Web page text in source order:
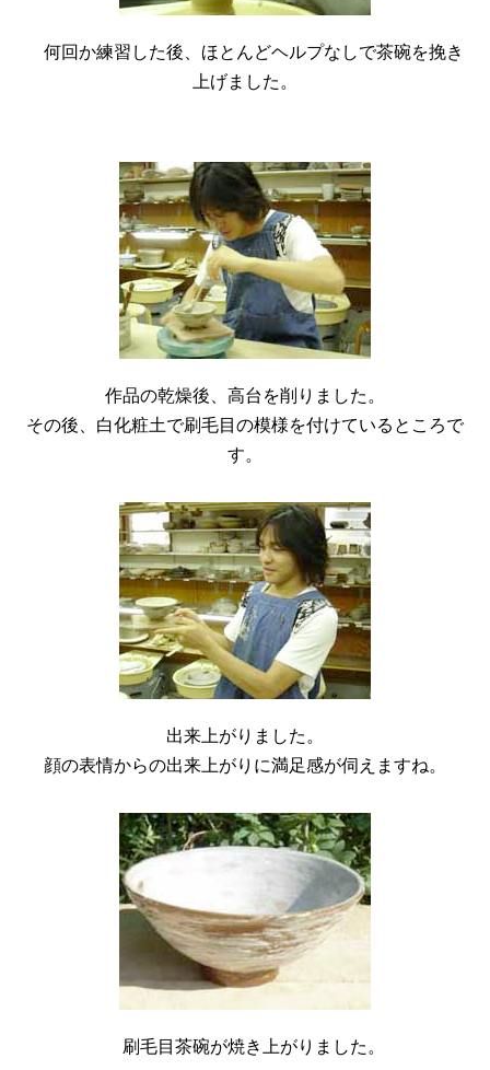
何回か練習した後、ほとんどヘルプなしで茶碗を挽き
上げました。
作品の乾燥後、高台を削りました。
その後、白化粧土で刷毛目の模様を付けているところで
す。
出来上がりました。
顔の表情からの出来上がりに満足感が伺えますね。
刷毛目茶碗が焼き上がりました。